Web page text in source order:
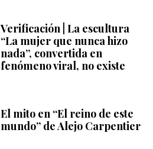
Verificación | La escultura
“La mujer que nunca hizo
nada”, convertida en
fenómeno viral, no existe
El mito en “El reino de este
mundo” de Alejo Carpentier